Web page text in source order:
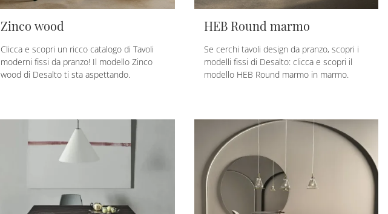
Zinco wood
Clicca e scopri un ricco catalogo di Tavoli
moderni fissi da pranzo! Il modello Zinco
wood di Desalto ti sta aspettando.
HEB Round marmo
Se cerchi tavoli design da pranzo, scopri i
modelli fissi di Desalto: clicca e scopri il
modello HEB Round marmo in marmo.